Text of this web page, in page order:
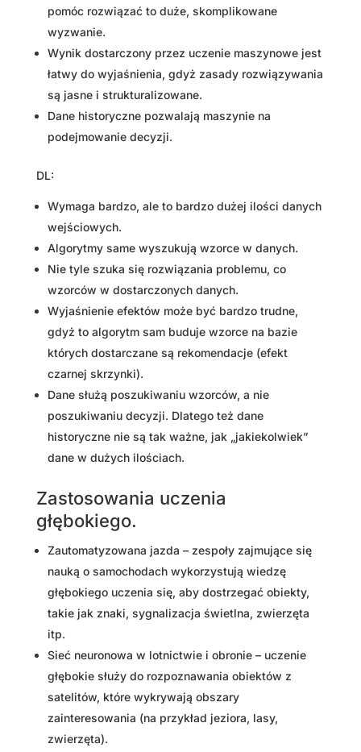
pomóc rozwiązać to duże, skomplikowane
wyzwanie.
Wynik dostarczony przez uczenie maszynowe jest
łatwy do wyjaśnienia, gdyż zasady rozwiązywania
są jasne i strukturalizowane.
Dane historyczne pozwalają maszynie na
podejmowanie decyzji.
DL:
Wymaga bardzo, ale to bardzo dużej ilości danych
wejściowych.
Algorytmy same wyszukują wzorce w danych.
Nie tyle szuka się rozwiązania problemu, co
wzorców w dostarczonych danych.
Wyjaśnienie efektów może być bardzo trudne,
gdyż to algorytm sam buduje wzorce na bazie
których dostarczane są rekomendacje (efekt
czarnej skrzynki).
Dane służą poszukiwaniu wzorców, a nie
poszukiwaniu decyzji. Dlatego też dane
historyczne nie są tak ważne, jak „jakiekolwiek”
dane w dużych ilościach.
Zastosowania uczenia
głębokiego.
Zautomatyzowana jazda – zespoły zajmujące się
nauką o samochodach wykorzystują wiedzę
głębokiego uczenia się, aby dostrzegać obiekty,
takie jak znaki, sygnalizacja świetlna, zwierzęta
itp.
Sieć neuronowa w lotnictwie i obronie – uczenie
głębokie służy do rozpoznawania obiektów z
satelitów, które wykrywają obszary
zainteresowania (na przykład jeziora, lasy,
zwierzęta).